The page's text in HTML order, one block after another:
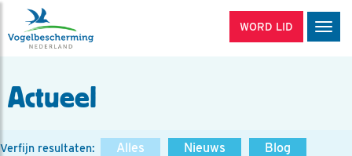
WORD LID
Actueel
Verfijn resultaten: Alles Nieuws
Blog